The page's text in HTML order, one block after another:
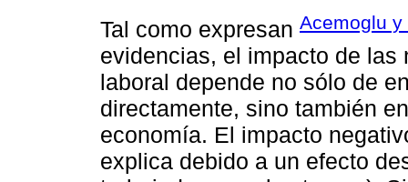
Tal como expresan Acemoglu y
evidencias, el impacto de
laboral depende no sólo de
directamente, sino también
economía. El impacto
explica debido a un efecto